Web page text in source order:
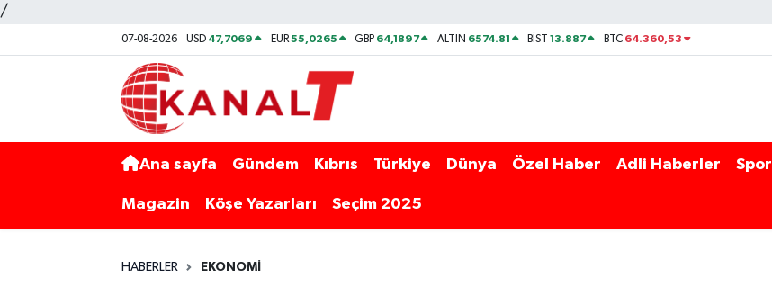
/
07-08-2026 USD 47,7069 EUR55,0265 GBP 64,1897 ALTIN 6574.81 BİST13.887 BTC 64.360,53
Ana sayfa Gündem Kıbrıs Türkiye Dünya Özel Haber Adli Haberler Spor
Magazin Köşe Yazarları Seçim 2025
HABERLER EKONOMI